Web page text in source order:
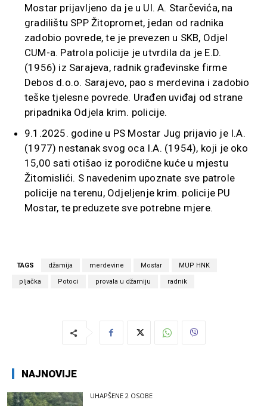
Mostar prijavljeno da je u Ul. A. Starčevića, na
gradilištu SPP Žitopromet, jedan od radnika
zadobio povrede, te je prevezen u SKB, Odjel
CUM-a. Patrola policije je utvrdila da je E.D.
(1956) iz Sarajeva, radnik građevinske firme
Debos d.o.o. Sarajevo, pao s merdevina i zadobio
teške tjelesne povrede. Urađen uviđaj od strane
pripadnika Odjela krim. policije.
9.1.2025. godine u PS Mostar Jug prijavio je I.A.
(1977) nestanak svog oca I.A. (1954), koji je oko
15,00 sati otišao iz porodične kuće u mjestu
Žitomislići. S navedenim upoznate sve patrole
policije na terenu, Odjeljenje krim. policije PU
Mostar, te preduzete sve potrebne mjere.
TAGS džamija merdevine Mostar MUP HNK
pljačka Potoci provala u džamiju radnik
NAJNOVIJE
UHAPŠENE 2 OSOBE